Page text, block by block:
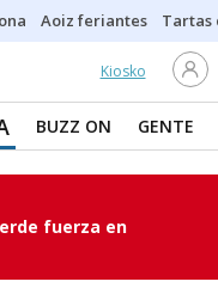
Aoiz feriantes Tartas
Kiosko
BUZZ ON GENTE
fuerza en